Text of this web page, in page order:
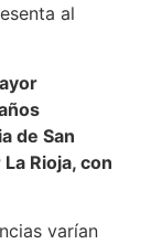
al
de San
Rioja, con
varían